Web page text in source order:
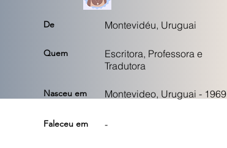
De Montevidéu, Uruguai
Quem
Escritora, Professora e
Tradutora
Nasceu em Montevideo, Uruguai - 1969
Faleceu em -